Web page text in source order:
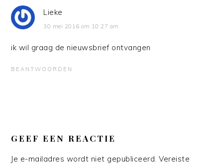
Lieke
30 mei 2016 om 10:27 am
ik wil graag de nieuwsbrief ontvangen
BEANTWOORDEN
GEEF EEN REACTIE
Je e-mailadres wordt niet gepubliceerd. Vereiste